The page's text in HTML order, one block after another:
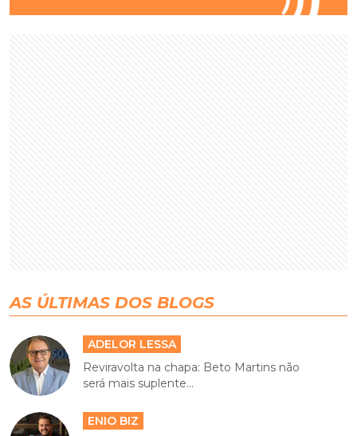
AS ÚLTIMAS DOS BLOGS
ADELOR LESSA
Reviravolta na chapa: Beto Martins não
será mais suplente...
ENIO BIZ